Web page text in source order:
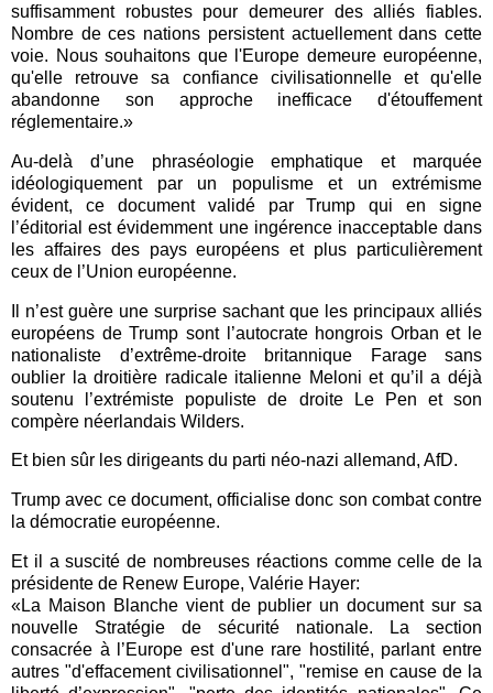
suffisamment robustes pour demeurer des alliés fiables.
Nombre de ces nations persistent actuellement dans cette
voie. Nous souhaitons que l'Europe demeure européenne,
qu'elle retrouve sa confiance civilisationnelle et qu'elle
abandonne son approche inefficace d'étouffement
réglementaire.»
Au-delà d’une phraséologie emphatique et marquée
idéologiquement par un populisme et un extrémisme
évident, ce document validé par Trump qui en signe
l’éditorial est évidemment une ingérence inacceptable dans
les affaires des pays européens et plus particulièrement
ceux de l’Union européenne.
Il n’est guère une surprise sachant que les principaux alliés
européens de Trump sont l’autocrate hongrois Orban et le
nationaliste d’extrême-droite britannique Farage sans
oublier la droitière radicale italienne Meloni et qu’il a déjà
soutenu l’extrémiste populiste de droite Le Pen et son
compère néerlandais Wilders.
Et bien sûr les dirigeants du parti néo-nazi allemand, AfD.
Trump avec ce document, officialise donc son combat contre
la démocratie européenne.
Et il a suscité de nombreuses réactions comme celle de la
présidente de Renew Europe, Valérie Hayer:
«La Maison Blanche vient de publier un document sur sa
nouvelle Stratégie de sécurité nationale. La section
consacrée à l’Europe est d'une rare hostilité, parlant entre
autres "d'effacement civilisationnel", "remise en cause de la